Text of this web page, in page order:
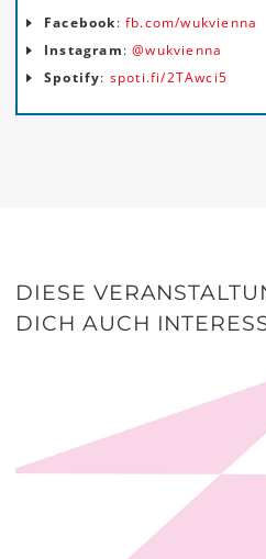
Facebook:fb.com/wukvienna
Instagram:@wukvienna
Spotify: spoti.fi/2TAwci5
DIESE
DICH AUCH